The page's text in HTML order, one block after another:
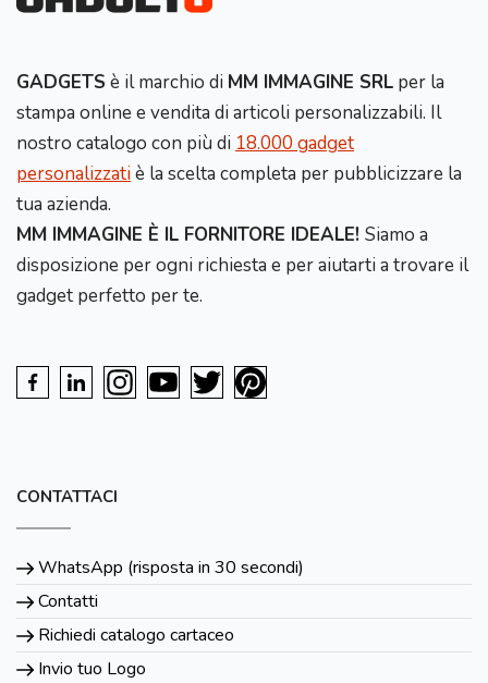
GADGETS è il marchio di MM IMMAGINE SRL per la
stampa online e vendita di articoli personalizzabili. Il
nostro catalogo con più di 18.000 gadget
personalizzatiè la scelta completa per pubblicizzare la
tua azienda.
MM IMMAGINE È IL FORNITORE IDEALE! Siamo a
disposizione per ogni richiesta e per aiutarti a trovare il
gadget perfetto per te.
CONTATTACI
WhatsApp (risposta in 30 secondi)
Contatti
Richiedi catalogo cartaceo
Invio tuo Logo